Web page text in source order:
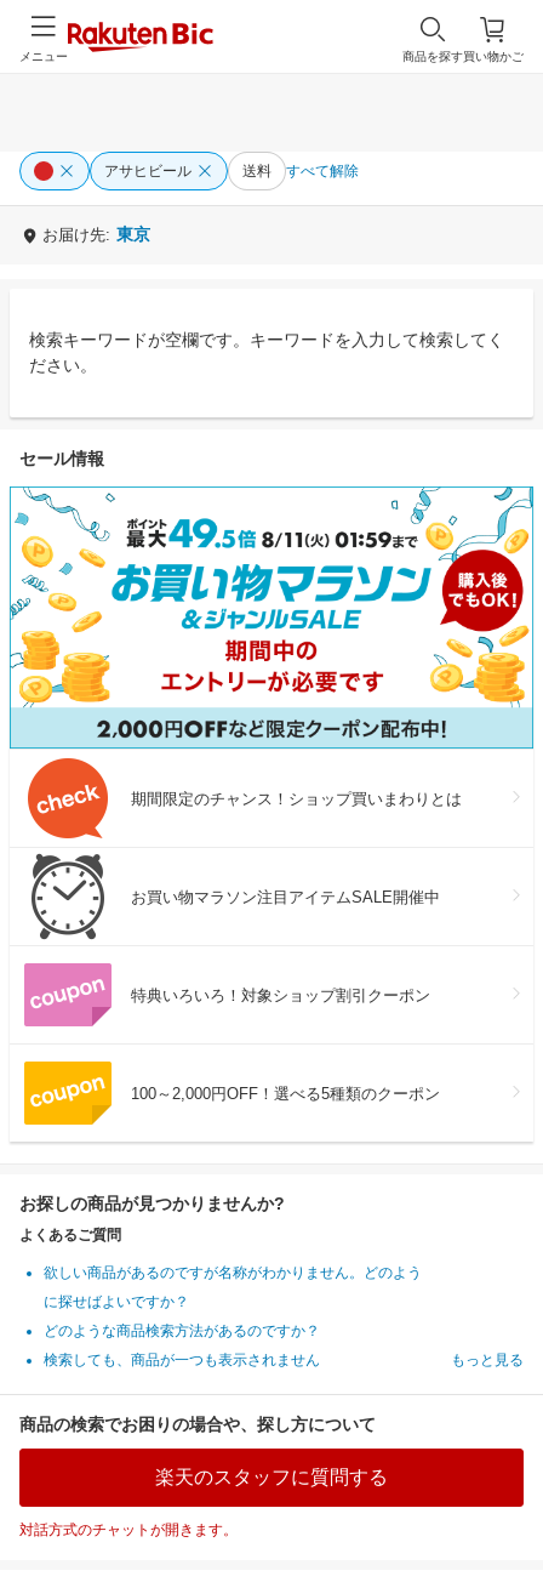
買い物かご
商品を探す
メニュー
アサヒビール 送料 すべて解除
お届け先: 東京
検索キーワードが空欄です。キーワードを入力して検索してく
ださい。
セール情報
期間限定のチャンス！ショップ買いまわりとは
お買い物マラソン注目アイテムSALE開催中
特典いろいろ！対象ショップ割引クーポン
100～2,000円OFF！選べる5種類のクーポン
お探しの商品が見つかりませんか?
よくあるご質問
欲しい商品があるのですが名称がわかりません。どのよう
に探せばよいですか？
どのような商品検索方法があるのですか？
検索しても、商品が一つも表示されません
もっと見る
商品の検索でお困りの場合や、探し方について
楽天のスタッフに質問する
対話方式のチャットが開きます。